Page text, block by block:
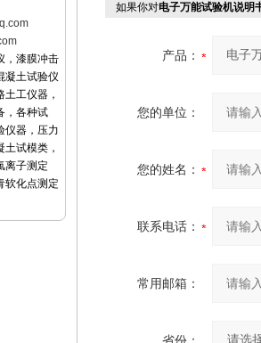
，漆膜冲击
凝土试验仪
工仪器，
，各种试
仪器，压力
试模类，
离子测定
软化点测定
如果你对电子万能试验机说明
产品：
您的单位：
您的姓名：
联系电话：
常用邮箱：